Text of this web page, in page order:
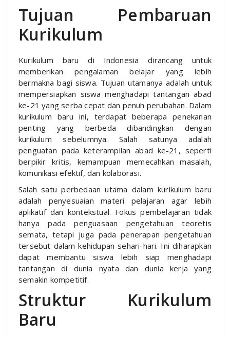
Tujuan Pembaruan
Kurikulum
Kurikulum baru di Indonesia dirancang untuk
memberikan pengalaman belajar yang lebih
bermakna bagi siswa. Tujuan utamanya adalah untuk
mempersiapkan siswa menghadapi tantangan abad
ke-21 yang serba cepat dan penuh perubahan. Dalam
kurikulum baru ini, terdapat beberapa penekanan
penting yang berbeda dibandingkan dengan
kurikulum sebelumnya. Salah satunya adalah
penguatan pada keterampilan abad ke-21, seperti
berpikir kritis, kemampuan memecahkan masalah,
komunikasi efektif, dan kolaborasi.
Salah satu perbedaan utama dalam kurikulum baru
adalah penyesuaian materi pelajaran agar lebih
aplikatif dan kontekstual. Fokus pembelajaran tidak
hanya pada penguasaan pengetahuan teoretis
semata, tetapi juga pada penerapan pengetahuan
tersebut dalam kehidupan sehari-hari. Ini diharapkan
dapat membantu siswa lebih siap menghadapi
tantangan di dunia nyata dan dunia kerja yang
semakin kompetitif.
Struktur Kurikulum
Baru